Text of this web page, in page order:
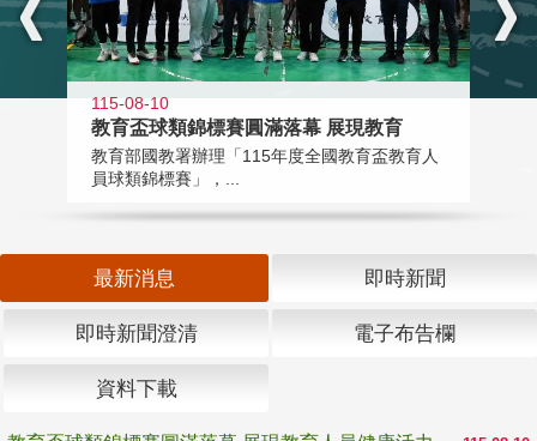
115-08-10
教育盃球類錦標賽圓滿落幕 展現教育
教育部國教署辦理「115年度全國教育盃教育人
員球類錦標賽」，...
最新消息 即時新聞
即時新聞澄清 電子布告欄
資料下載